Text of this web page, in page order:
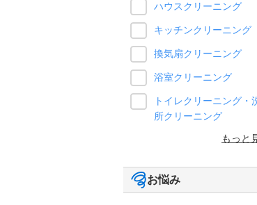
ハウスクリーニング
キッチンクリーニング
換気扇クリーニング
浴室クリーニング
トイレクリーニング・
所クリーニング
もっと
お悩み